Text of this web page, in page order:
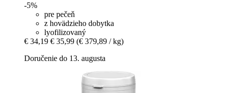
-5%
pre pečeň
z hovädzieho dobytka
lyofilizovaný
€ 34,19 € 35,99 (€ 379,89 / kg)
Doručenie do 13. augusta